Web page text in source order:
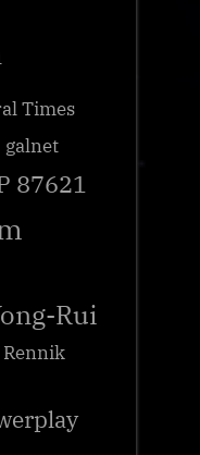
Times
galnet
87621
Rui